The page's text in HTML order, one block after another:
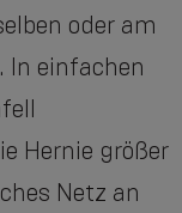
oder am
In einfachen
Hernie größer
Netz an